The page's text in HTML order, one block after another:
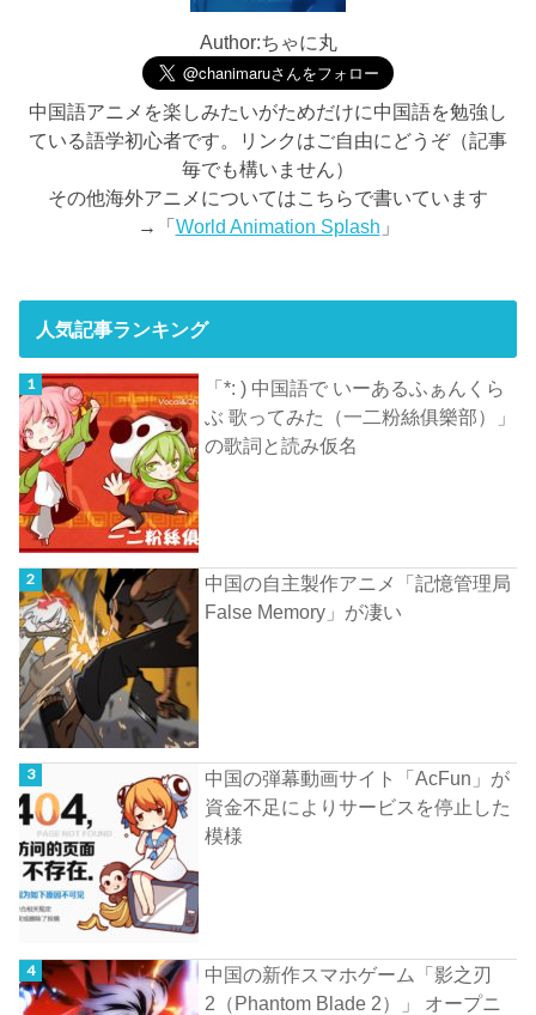
Author:ちゃに丸
中国語アニメを楽しみたいがためだけに中国語を勉強し
ている語学初心者です。リンクはご自由にどうぞ（記事
毎でも構いません）
その他海外アニメについてはこちらで書いています
→「World Animation Splash 」
人気記事ランキング
「*: ) 中国語で いーあるふぁんくら
ぶ 歌ってみた（一二粉絲俱樂部）」
の歌詞と読み仮名
中国の自主製作アニメ「記憶管理局
False Memory」が凄い
中国の弾幕動画サイト「AcFun」が
資金不足によりサービスを停止した
模様
中国の新作スマホゲーム「影之刃
2（Phantom Blade 2）」 オープニ